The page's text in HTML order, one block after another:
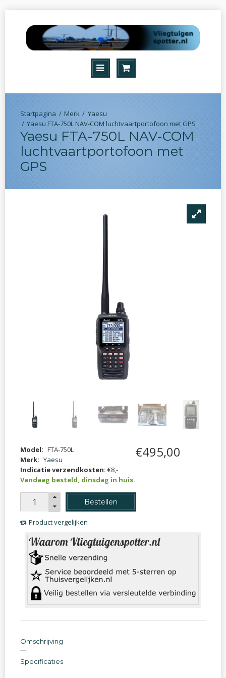
Merk
Yaesu
Yaesu FTA-750L NAV-COM luchtvaartportofoon met GPS
Yaesu FTA-750L NAV-COM
luchtvaartportofoon met
GPS
Model: FTA-750L
Merk: Yaesu
Indicatie verzendkosten: €8,-
Vandaag besteld, dinsdag in huis.
€495,00
Bestellen
Product vergelijken
Omschrijving
Specificaties